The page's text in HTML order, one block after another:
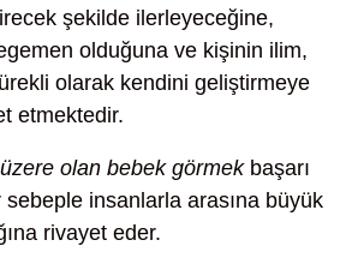
şekilde ilerleyeceğine,
olduğuna ve kişinin ilim,
olarak kendini geliştirmeye
etmektedir.
olan bebek görmekbaşarı
sebeple insanlarla arasına büyük
rivayet eder.